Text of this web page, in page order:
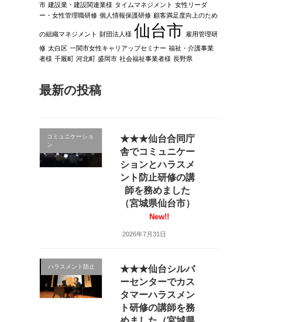
市 建設業・建設関連業様 タイムマネジメント 女性リーダ
ー・女性管理職研修 個人情報保護研修 顧客満足度向上のため
の組織マネジメント 財団法人様 仙台市 雇用管理研
修 太白区 一関市女性キャリアップセミナー 福祉・介護事業
者様 千厩町 河北町 盛岡市 社会福祉事業者様 長野県
最新の投稿
コミュニケーショ
ン
★★★仙台合同庁
舎でコミュニケー
ションとハラスメ
ント防止研修の講
師を務めました
（宮城県仙台市）
New!!
2026年7月31日
ハラスメント防止
★★★仙台シルバ
ーセンターでカス
タマーハラスメン
ト研修の講師を務